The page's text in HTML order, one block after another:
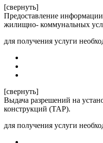
[свернуть]
Предоставление
жилищно- коммунальных
для получения услуги
[свернуть]
Выдача разрешений на
конструкций (ТАР).
для получения услуги